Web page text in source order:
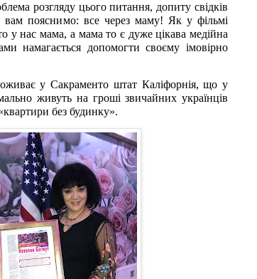
розгляду цього питання, допиту свідків
вам пояснимо: все через маму! Як у фільмі
у нас мама, а мама то є дуже цікава медійна
намагається допомогти своєму імовірно
у Сакраменто штат Каліфорнія, що у
живуть на гроші звичайних українців
без будинку».